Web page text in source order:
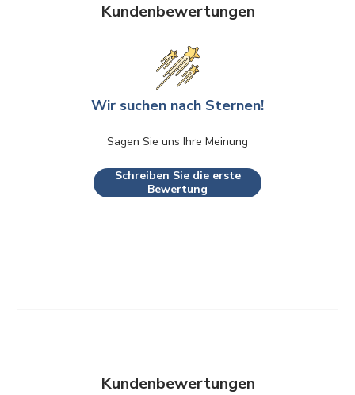
Kundenbewertungen
Wir suchen nach Sternen!
Sagen Sie uns Ihre Meinung
Schreiben Sie die erste
Bewertung
Kundenbewertungen